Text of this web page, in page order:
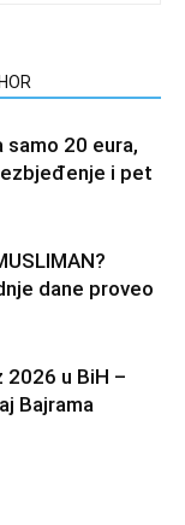
samo 20 eura,
i pet
dane proveo
2026 u BiH –
Bajrama